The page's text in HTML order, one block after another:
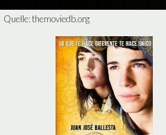
Quelle:themoviedb.org